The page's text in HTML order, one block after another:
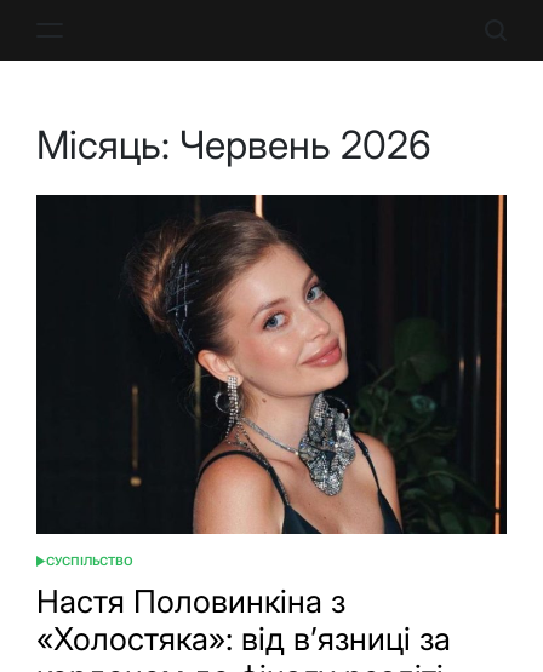
Місяць: Червень 2026
ОПУБЛІКУВАТИ
СУСПІЛЬСТВО
Настя Половинкіна з
«Холостяка»: від в’язниці за